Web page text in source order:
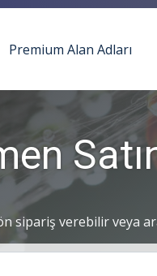
Premium Alan Adları
sipariş verebilir veya